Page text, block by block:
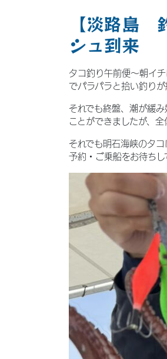
【淡路島
シュ到来
タコ釣り午前便〜朝イ
でパラパラと拾い釣りが
それでも終盤、潮が緩
ことができましたが、
それでも明石海峡のタ
予約・ご乗船をお待ちし